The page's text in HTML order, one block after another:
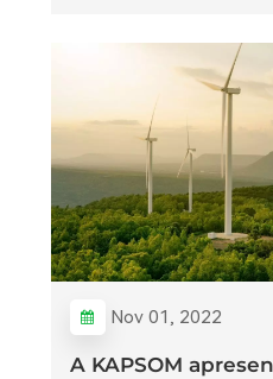
Nov 01, 2022
A KAPSOM